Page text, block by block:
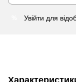
Увійти для